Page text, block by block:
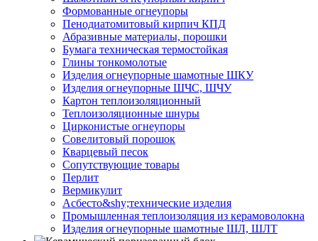
Формованные огнеупоры
Пенодиатомитовый кирпич КПД
Абразивные материалы, порошки
Бумага техническая термостойкая
Глины тонкомолотые
Изделия огнеупорные шамотные ШКУ
Изделия огнеупорные ШЧС, ШЧУ
Картон теплоизоляционный
Теплоизоляционные шнуры
Цирконистые огнеупоры
Совелитовый порошок
Кварцевый песок
Сопутствующие товары
Перлит
Вермикулит
Асбесто&shy;технические изделия
Промышленная теплоизоляция из керамоволокна
Изделия огнеупорные шамотные ШЛ, ШЛТ